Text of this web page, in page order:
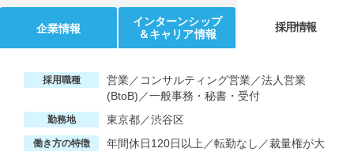
企業情報
インターンシップ
＆キャリア情報
採用情報
採用職種
営業／コンサルティング営業／法人営業
(BtoB)／一般事務・秘書・受付
勤務地 東京都／渋谷区
働き方の特徴
年間休日120日以上／転勤なし／裁量権が大